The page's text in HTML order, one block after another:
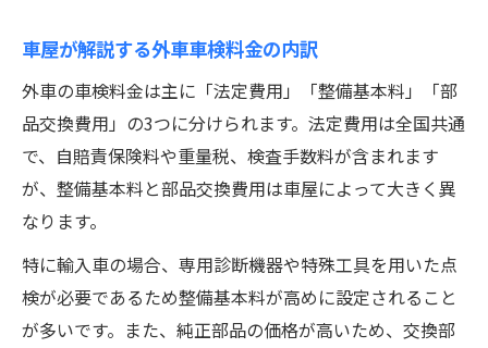
車屋が解説する外車車検料金の内訳
外車の車検料金は主に「法定費用」「整備基本料」「部
品交換費用」の3つに分けられます。法定費用は全国共通
で、自賠責保険料や重量税、検査手数料が含まれます
が、整備基本料と部品交換費用は車屋によって大きく異
なります。
特に輸入車の場合、専用診断機器や特殊工具を用いた点
検が必要であるため整備基本料が高めに設定されること
が多いです。また、純正部品の価格が高いため、交換部